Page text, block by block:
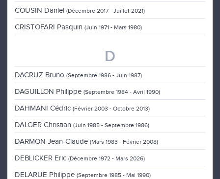
COUSIN Daniel (Décembre 2017 - Juillet 2021)
CRISTOFARI Pasquin (Juin 1971 - Mars 1980)
D
DACRUZ Bruno (Septembre 1986 - Juin 1987)
DAGUILLON Philippe (Septembre 1984 - Avril 1990)
DAHMANI Cédric (Février 2003 - Octobre 2013)
DALGER Christian (Juin 1985 - Septembre 1986)
DARMON Jean-Claude (Mars 1983 - Février 2008)
DEBLICKER Eric (Décembre 1972 - Mars 2026)
DELARUE Philippe (Septembre 1985 - Mai 1990)